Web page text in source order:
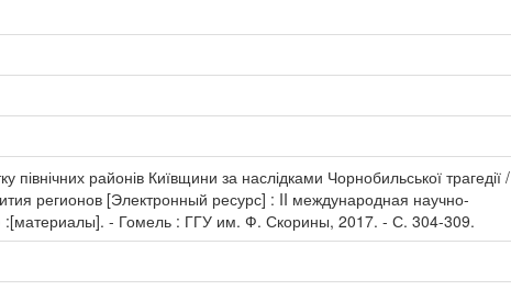
районів Київщини за наслідками Чорнобильської трагедії /
регионов [Электронный ресурс] : II международная научно-
:[материалы]. - Гомель : ГГУ им. Ф. Скорины, 2017. - С. 304-309.